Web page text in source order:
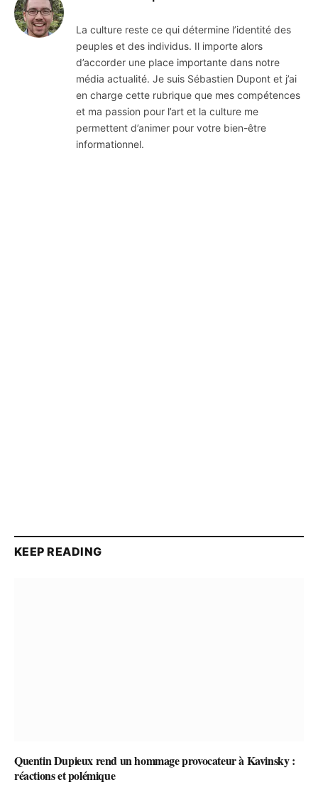
La culture reste ce qui détermine l’identité des
peuples et des individus. Il importe alors
d’accorder une place importante dans notre
média actualité. Je suis Sébastien Dupont et j’ai
en charge cette rubrique que mes compétences
et ma passion pour l’art et la culture me
permettent d’animer pour votre bien-être
informationnel.
KEEP READING
Quentin Dupieux rend un hommage provocateur à Kavinsky :
réactions et polémique